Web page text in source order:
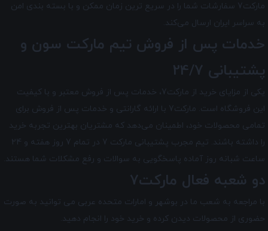
مارکت7 سفارشات شما را در سریع ترین زمان ممکن و با بسته بندی امن
به سراسر ایران ارسال می‌کند.
خدمات پس از فروش تیم مارکت سون و
پشتیبانی 24/7
یکی از مزایای خرید از مارکت7، خدمات پس از فروش معتبر و با کیفیت
این فروشگاه است. مارکت7 با ارائه گارانتی و خدمات پس از فروش برای
تمامی محصولات خود، اطمینان می‌دهد که مشتریان بهترین تجربه خرید
را داشته باشند. تیم مجرب پشتیبانی مارکت 7 در تمام 7 روز هفته و 24
ساعت شبانه ‌روز آماده پاسخگویی به سوالات و رفع مشکلات شما هستند.
دو شعبه فعال مارکت7
با مراجعه به شعب ما در بوشهر و امارات متحده عربی می توانید به صورت
حضوری از محصولات دیدن کرده و خرید خود را انجام دهید.